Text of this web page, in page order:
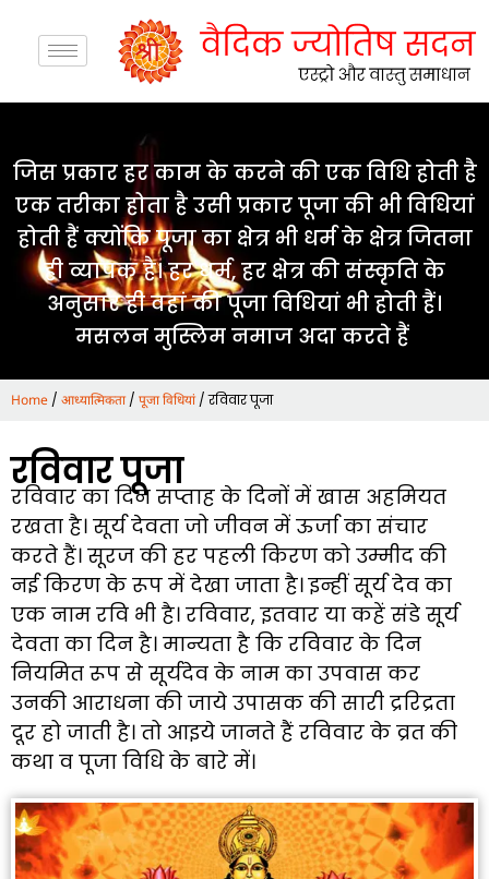
जिस प्रकार हर काम के करने की एक विधि होती है
एक तरीका होता है उसी प्रकार पूजा की भी विधियां
होती हैं क्योंकि पूजा का क्षेत्र भी धर्म के क्षेत्र जितना
ही व्यापक है। हर धर्म, हर क्षेत्र की संस्कृति के
अनुसार ही वहां की पूजा विधियां भी होती हैं।
मसलन मुस्लिम नमाज अदा करते हैं
Home / आध्यात्मिकता/ पूजा विधियां/ रविवार पूजा
रविवार पूजा
रविवार का दिन सप्ताह के दिनों में खास अहमियत
रखता है। सूर्य देवता जो जीवन में ऊर्जा का संचार
करते हैं। सूरज की हर पहली किरण को उम्मीद की
नई किरण के रूप में देखा जाता है। इन्हीं सूर्य देव का
एक नाम रवि भी है। रविवार, इतवार या कहें संडे सूर्य
देवता का दिन है। मान्यता है कि रविवार के दिन
नियमित रूप से सूर्यदेव के नाम का उपवास कर
उनकी आराधना की जाये उपासक की सारी द्ररिद्रता
दूर हो जाती है। तो आइये जानते हैं रविवार के व्रत की
कथा व पूजा विधि के बारे में।